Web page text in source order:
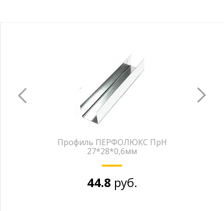
Профиль ПЕРФОЛЮКС ПрН
27*28*0,6мм
44.8 руб.